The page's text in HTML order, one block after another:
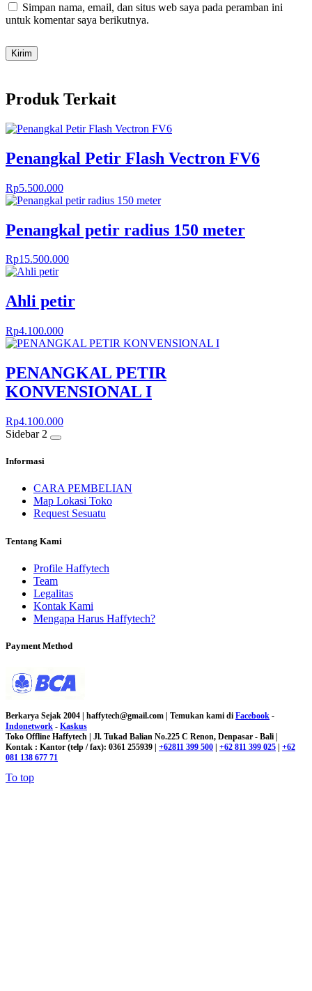
Simpan nama, email, dan situs web saya pada peramban ini
untuk komentar saya berikutnya.
Produk Terkait
Penangkal Petir Flash Vectron FV6
Rp5.500.000
Penangkal petir radius 150 meter
Rp15.500.000
Ahli petir
Rp4.100.000
PENANGKAL PETIR
KONVENSIONAL I
Rp4.100.000
Sidebar 2
Informasi
CARA PEMBELIAN
Map Lokasi Toko
Request Sesuatu
Tentang Kami
Profile Haffytech
Team
Legalitas
Kontak Kami
Mengapa Harus Haffytech?
Payment Method
Berkarya Sejak 2004 | haffytech@gmail.com | Temukan kami di Facebook -
Indonetwork - Kaskus
Toko Offline Haffytech | Jl. Tukad Balian No.225 C Renon, Denpasar - Bali |
Kontak : Kantor (telp / fax): 0361 255939 | +62811 399 500 +62 811 399 025
+62
081 138 677 71
To top